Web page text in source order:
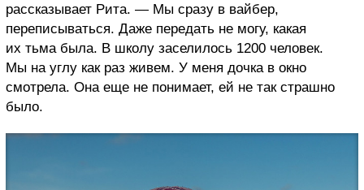
рассказывает Рита. — Мы сразу в вайбер,
переписываться. Даже передать не могу, какая
их тьма была. В школу заселилось 1200 человек.
Мы на углу как раз живем. У меня дочка в окно
смотрела. Она еще не понимает, ей не так страшно
было.